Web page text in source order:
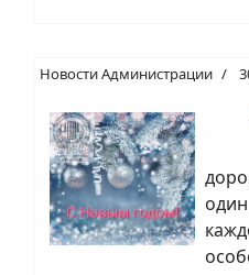
Новости Администрации